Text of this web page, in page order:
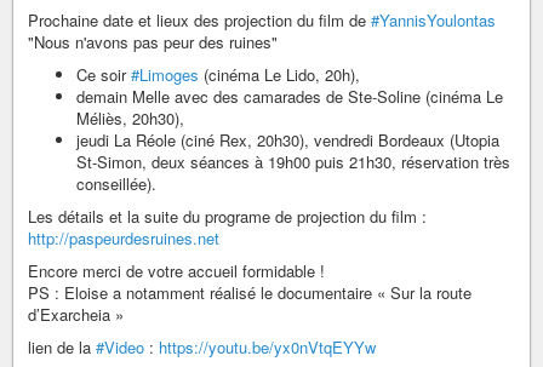
Prochaine date et lieux des projection du film de #YannisYoulontas
"Nous n'avons pas peur des ruines"
Ce soir#Limoges (cinéma Le Lido, 20h),
demain Melle avec des camarades de Ste-Soline (cinéma Le
Méliès, 20h30),
jeudi La Réole (ciné Rex, 20h30), vendredi Bordeaux (Utopia
St-Simon, deux séances à 19h00 puis 21h30, réservation très
conseillée).
Les détails et la suite du programe de projection du film :
http://paspeurdesruines.net
Encore merci de votre accueil formidable !
PS : Eloise a notamment réalisé le documentaire « Sur la route
d’Exarcheia »
lien de la #Video : https://youtu.be/yx0nVtqEYYw